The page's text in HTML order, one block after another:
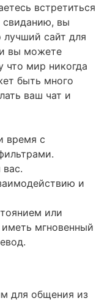
встретиться
свиданию, вы
сайт для
вы можете
что мир никогда
быть много
ваш чат и
время с
и
или
мгновенный
для общения из